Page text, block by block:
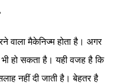
वाला मैकेनिज्म होता है। अगर
हो सकता है। यही वजह है कि
नहीं दी जाती है। बेहतर है